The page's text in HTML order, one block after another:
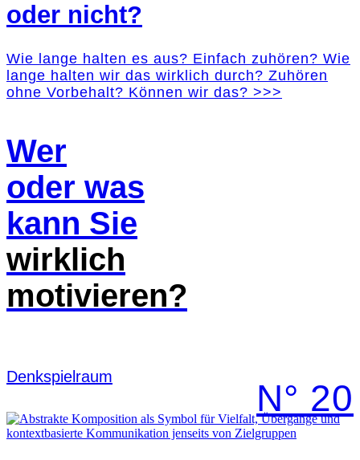
oder nicht?
Wie lange halten es aus? Einfach zuhören? Wie
lange halten wir das wirklich durch? Zuhören
ohne Vorbehalt? Können wir das? >>>
Wer
oder was
kann Sie
wirklich
motivieren?
Denk­spielraum
N° 20